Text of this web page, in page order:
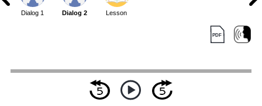
Dialog 1 Dialog 2 Lesson